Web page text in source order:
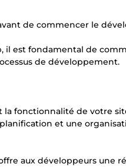
de commencer le
est fondamental de
de développement.
fonctionnalité de votre
et une
aux développeurs une